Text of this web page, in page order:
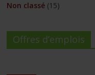
Non classé (15)
Offres d’emplois